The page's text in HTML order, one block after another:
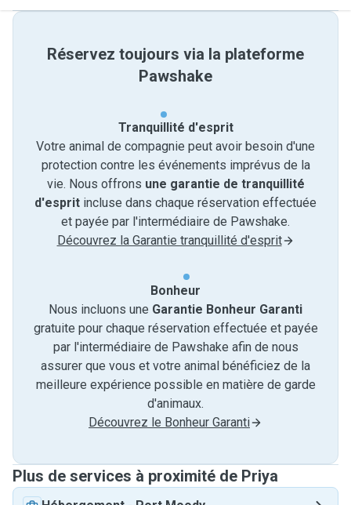
Réservez toujours via la plateforme
Pawshake
Tranquillité d'esprit
Votre animal de compagnie peut avoir besoin d'une
protection contre les événements imprévus de la
vie. Nous offrons une garantie de tranquillité
d'esprit incluse dans chaque réservation effectuée
et payée par l'intermédiaire de Pawshake.
Découvrez la Garantie tranquillité d'esprit
Bonheur
Nous incluons une Garantie Bonheur Garanti
gratuite pour chaque réservation effectuée et payée
par l'intermédiaire de Pawshake afin de nous
assurer que vous et votre animal bénéficiez de la
meilleure expérience possible en matière de garde
d'animaux.
Découvrez le Bonheur Garanti
Plus de services à proximité de Priya